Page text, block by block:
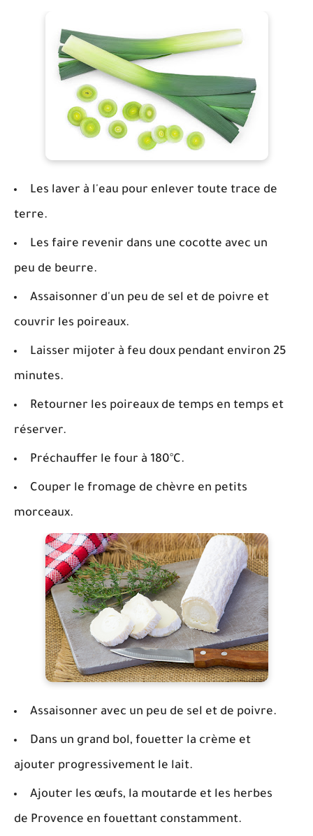
Les laver à l'eau pour enlever toute trace de
terre.
Les faire revenir dans une cocotte avec un
peu de beurre.
Assaisonner d'un peu de sel et de poivre et
couvrir les poireaux.
Laisser mijoter à feu doux pendant environ 25
minutes.
Retourner les poireaux de temps en temps et
réserver.
Préchauffer le four à 180°C.
Couper le fromage de chèvre en petits
morceaux.
Assaisonner avec un peu de sel et de poivre.
Dans un grand bol, fouetter la crème et
ajouter progressivement le lait.
Ajouter les œufs, la moutarde et les herbes
de Provence en fouettant constamment.